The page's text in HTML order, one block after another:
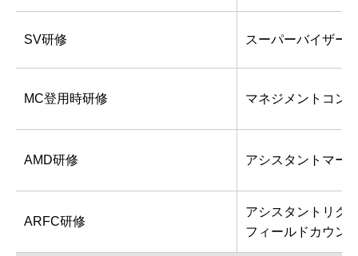
SV研修 スーパーバイザー
MC登用時研修 マネジメントコン
AMD研修 アシスタントマー
ARFC研修
アシスタントリク
フィールドカウン